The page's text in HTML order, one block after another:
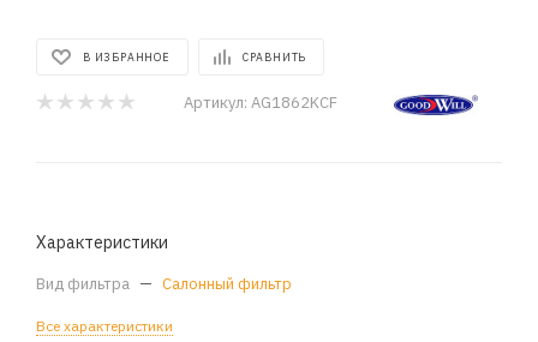
В ИЗБРАННОЕ СРАВНИТЬ
Артикул: AG1862KCF
Характеристики
Вид фильтра — Салонный фильтр
Все характеристики